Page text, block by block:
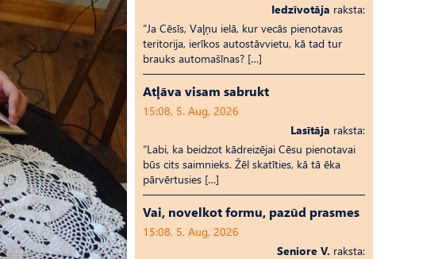
Iedzīvotāja raksta:
“Ja Cēsīs, Vaļņu ielā, kur vecās pienotavas
teritorija, ierīkos autostāvvietu, kā tad tur
brauks automašīnas? […]
Atļāva visam sabrukt
15:08, 5. Aug, 2026
Lasītāja raksta:
“Labi, ka beidzot kādreizējai Cēsu pienotavai
būs cits saimnieks. Žēl skatīties, kā tā ēka
pārvērtusies […]
Vai, novelkot formu, pazūd prasmes
15:08, 5. Aug, 2026
Seniore V. raksta: